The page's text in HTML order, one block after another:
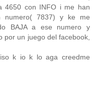
4650 con INFO i me han
numero( 7837) y ke me
BAJA a ese numero y
por un juego del facebook,
k io k lo aga creedme